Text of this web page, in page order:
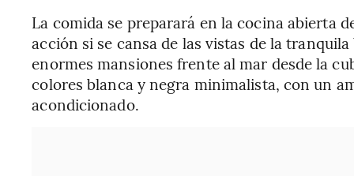
La comida se preparará en la cocina abierta
acción si se cansa de las vistas de la
enormes mansiones frente al mar desde la
colores blanca y negra minimalista, con un
acondicionado.